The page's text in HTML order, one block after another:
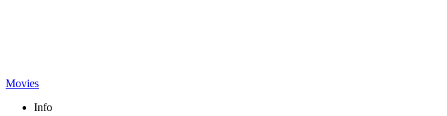
Movies
Info